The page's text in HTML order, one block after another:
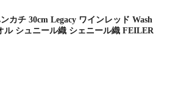
カチ 30cm Legacy ワインレッド Wash
ル シュニール織 シェニール織 FEILER